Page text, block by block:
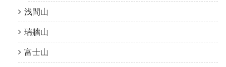
浅間山
瑞牆山
富士山